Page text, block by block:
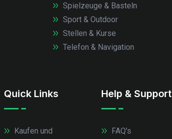
Spielzeuge & Basteln
Sport & Outdoor
Stellen & Kurse
Telefon & Navigation
Quick Links
Kaufen und
Help & Support
FAQ's